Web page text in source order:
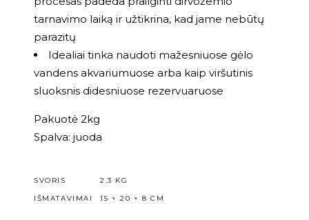
tarnavimo laiką ir užtikrina, kad jame nebūtų
parazitų
Idealiai tinka naudoti mažesniuose gėlo
vandens akvariumuose arba kaip viršutinis
sluoksnis didesniuose rezervuaruose
Pakuotė 2kg
Spalva: juoda
SVORIS
2.3 KG
IŠMATAVIMAI
15 × 20 × 8 CM